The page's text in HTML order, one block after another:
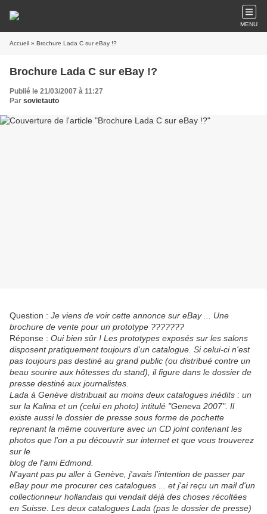
MENU
Accueil » Brochure Lada C sur eBay !?
Brochure Lada C sur eBay !?
Publié le 21/03/2007 à 11:27
Par sovietauto
Question : Je viens de voir cette annonce sur eBay ... Une
brochure de vente pour un prototype ???????
Réponse : Oui bien sûr ! Les prototypes exposés sur les salons
disposent pratiquement toujours d'un catalogue. Si celui-ci n'est
pas toujours pas destiné au grand public (ou distribué contre un
beau sourire aux hôtesses du stand), il figure dans le dossier de
presse destiné aux journalistes.
Lada à Genève distribuait au moins deux catalogues inédits : un
sur la Kalina et un (celui en photo) intitulé "Geneva 2007". Il
existe aussi le dossier de presse sous forme de pochette
reprenant la même couverture avec un CD joint contenant les
photos que l'on a pu découvrir sur internet et que vous trouverez
sur le
blog de l'ami Edmond.
N'ayant pas pu aller à Genève, j'avais l'intention de passer par
eBay pour me procurer ces catalogues ... et j'ai reçu un mail d'un
collectionneur hollandais qui vendait déjà des choses récoltées
en Suisse. Les deux catalogues Lada (pas le dossier de presse)